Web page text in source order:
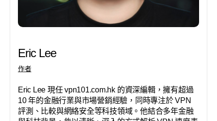
Eric Lee
作者
Eric Lee 現任 vpn101.com.hk 的資深編輯，擁有超過
10 年的金融行業與市場營銷經驗，同時專注於 VPN
評測、比較與網絡安全等科技領域。他結合多年金融